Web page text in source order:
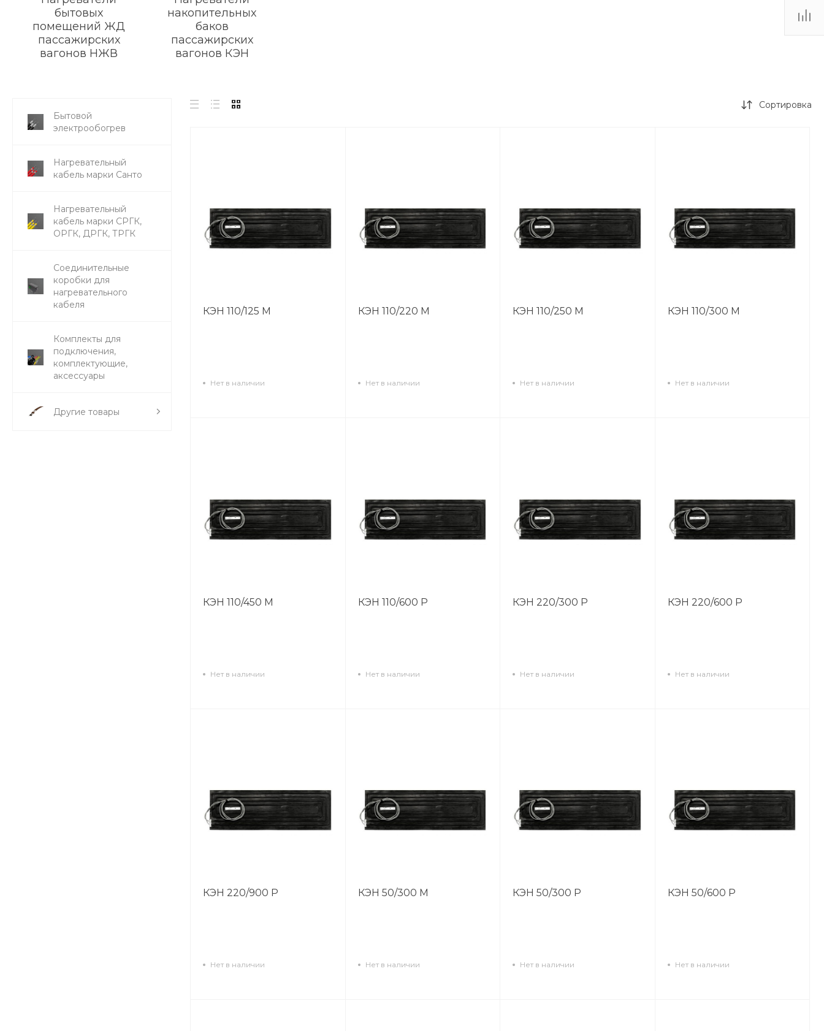
бытовых
помещений ЖД
пассажирских
вагонов НЖВ
накопительных
баков
пассажирских
вагонов КЭН
Бытовой
электрообогрев
Нагревательный
кабель марки Санто
Нагревательный
кабель марки СРГК,
ОРГК, ДРГК, ТРГК
Соединительные
коробки для
нагревательного
кабеля
Комплекты для
подключения,
комплектующие,
аксессуары
Другие товары
Сортировка
КЭН 110/125 М
Нет в наличии
КЭН 110/220 М
Нет в наличии
КЭН 110/250 М
Нет в наличии
КЭН 110/300 М
Нет в наличии
КЭН 110/450 М
Нет в наличии
КЭН 110/600 Р
Нет в наличии
КЭН 220/300 Р
Нет в наличии
КЭН 220/600 Р
Нет в наличии
КЭН 220/900 Р
Нет в наличии
КЭН 50/300 М
Нет в наличии
КЭН 50/300 Р
Нет в наличии
КЭН 50/600 Р
Нет в наличии